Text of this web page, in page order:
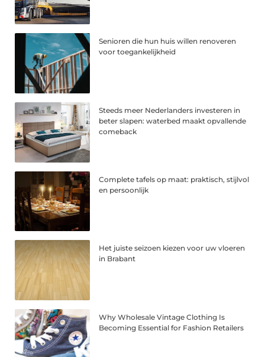
Senioren die hun huis willen renoveren
voor toegankelijkheid
Steeds meer Nederlanders investeren in
beter slapen: waterbed maakt opvallende
comeback
Complete tafels op maat: praktisch, stijlvol
en persoonlijk
Het juiste seizoen kiezen voor uw vloeren
in Brabant
Why Wholesale Vintage Clothing Is
Becoming Essential for Fashion Retailers